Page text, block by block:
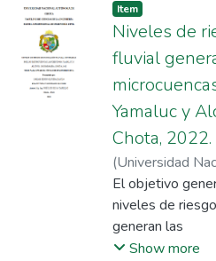
Item
Niveles de
fluvial
Yamaluc y
Chota, 2022.
(Universidad
2023-06-16)
Willy;Olivera
Tarrillo, José Luis
El objetivo
niveles de
generan las
microcuencas
Show more